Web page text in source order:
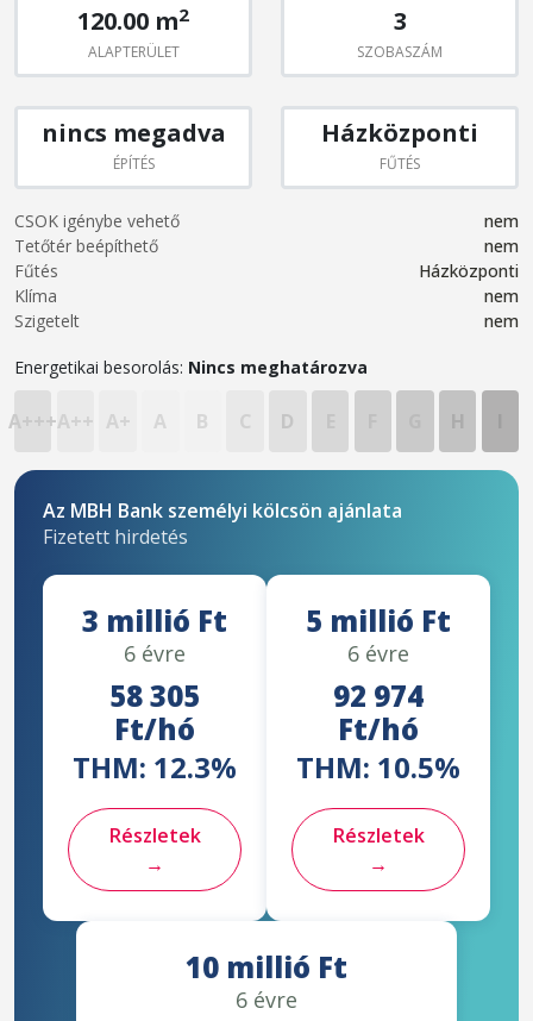
120.00 m2
ALAPTERÜLET
3
SZOBASZÁM
nincs megadva
ÉPÍTÉS
Házközponti
FŰTÉS
CSOK igénybe vehető
nem
Tetőtér beépíthető
nem
Fűtés
Házközponti
Klíma
nem
Szigetelt
nem
Energetikai besorolás: Nincs meghatározva
A+++A++ A+ A B C D
Az MBH Bank személyi kölcsön ajánlata
Fizetett hirdetés
3 millió Ft
6 évre
58 305
Ft/hó
THM: 12.3%
Részletek
→
5 millió Ft
6 évre
92 974
Ft/hó
THM: 10.5%
Részletek
→
10 millió Ft
6 évre